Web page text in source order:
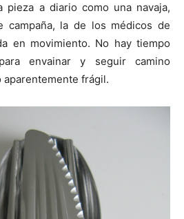
pieza a diario como una navaja,
campaña, la de los médicos de
en movimiento. No hay tiempo
envainar y seguir camino
aparentemente frágil.